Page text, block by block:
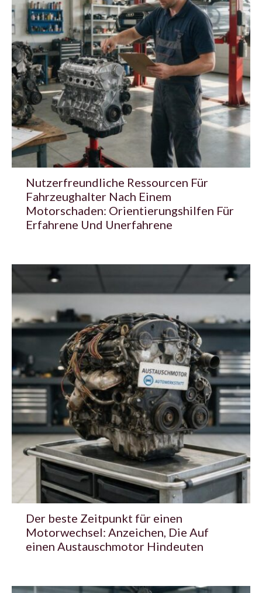
Nutzerfreundliche Ressourcen Für
Fahrzeughalter Nach Einem
Motorschaden: Orientierungshilfen Für
Erfahrene Und Unerfahrene
Der beste Zeitpunkt für einen
Motorwechsel: Anzeichen, Die Auf
einen Austauschmotor Hindeuten